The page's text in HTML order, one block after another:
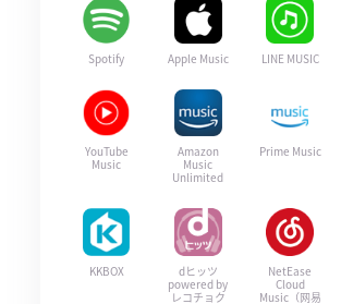
Spotify Apple Music LINE MUSIC
YouTube
Music
Amazon
Music
Unlimited
Prime Music
KKBOX
dヒッツ
powered by
レコチョク
NetEase
Cloud
Music（网易